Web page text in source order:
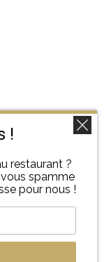
!
restaurant ?
spamme
pour nous !